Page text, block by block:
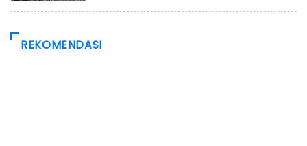
REKOMENDASI